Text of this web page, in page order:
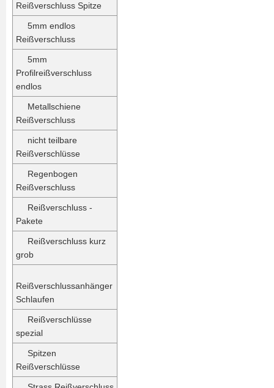
Reißverschluss Spitze
5mm endlos
Reißverschluss
5mm
Profilreißverschluss
endlos
Metallschiene
Reißverschluss
nicht teilbare
Reißverschlüsse
Regenbogen
Reißverschluss
Reißverschluss -
Pakete
Reißverschluss kurz
grob
Reißverschlussanhänger
Schlaufen
Reißverschlüsse
spezial
Spitzen
Reißverschlüsse